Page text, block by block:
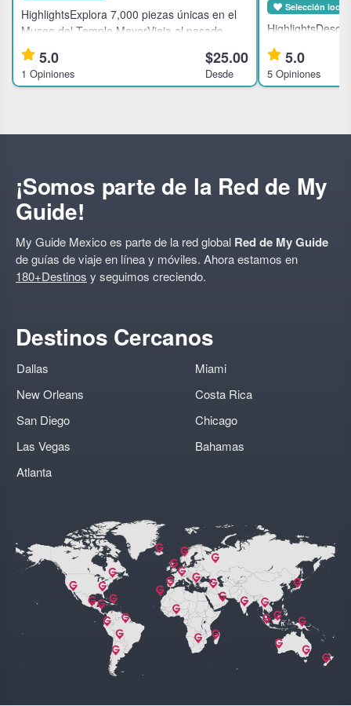
HighlightsExplora 7,000 piezas únicas en el
Museo del Templo MayorViaja al pasado
mexica en el corazón de Ciudad de
MéxicoConoce dioses aztecas en un museo
lleno de historia vivaDescubre el Templo
5.0
1 Opiniones
$25.00
Desde
Selección local
Ciudad de
directoDisfruta
con los actores
5.0
5 Opiniones
¡Somos parte de la Red de My
Guide!
My Guide Mexico es parte de la red global Red de My Guide
de guías de viaje en línea y móviles. Ahora estamos en
180+Destinos y seguimos creciendo.
Destinos Cercanos
Dallas
New Orleans
San Diego
Las Vegas
Atlanta
Miami
Costa Rica
Chicago
Bahamas